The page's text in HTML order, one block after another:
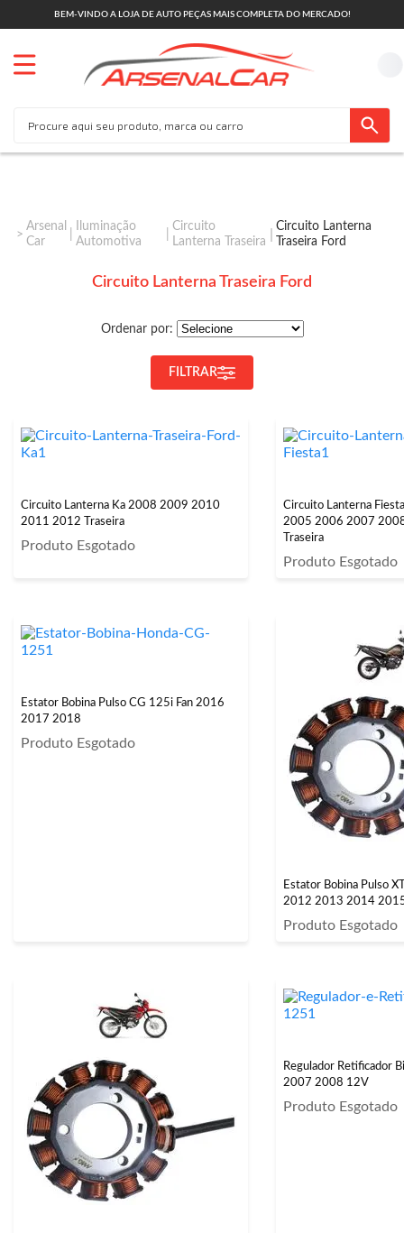
BEM-VINDO A LOJA DE AUTO PEÇAS MAIS COMPLETA DO MERCADO!
Arsenal
Car
Iluminação
Automotiva
Circuito
Lanterna Traseira
Circuito Lanterna
Traseira Ford
Circuito Lanterna Traseira Ford
Ordenar por:
FILTRAR
Circuito Lanterna Ka 2008 2009 2010
2011 2012 Traseira
Produto Esgotado
Circuito Lanterna
2005 2006 2007
Traseira
Produto Esgotado
Estator Bobina Pulso CG 125i Fan 2016
2017 2018
Produto Esgotado
Estator Bobina Pulso
2012 2013 2014
Produto Esgotado
Regulador Retificador
2007 2008 12V
Produto Esgotado